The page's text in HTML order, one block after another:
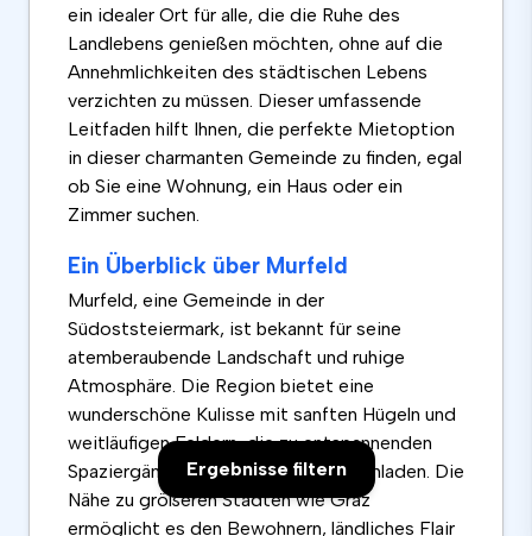
Ergebnisse filtern
ein idealer Ort für alle, die die Ruhe des
Landlebens genießen möchten, ohne auf die
Annehmlichkeiten des städtischen Lebens
verzichten zu müssen. Dieser umfassende
Leitfaden hilft Ihnen, die perfekte Mietoption
in dieser charmanten Gemeinde zu finden, egal
ob Sie eine Wohnung, ein Haus oder ein
Zimmer suchen.
Ein Überblick über Murfeld
Murfeld, eine Gemeinde in der
Südoststeiermark, ist bekannt für seine
atemberaubende Landschaft und ruhige
Atmosphäre. Die Region bietet eine
wunderschöne Kulisse mit sanften Hügeln und
weitläufigen Feldern, die zu entspannenden
Spaziergängen und Fahrradtouren einladen. Die
Nähe zu größeren Städten wie Graz
ermöglicht es den Bewohnern, ländliches Flair